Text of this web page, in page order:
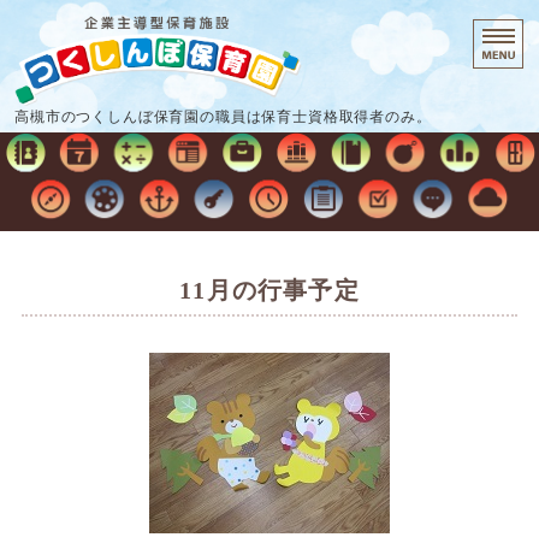
企業主導型
高槻市のつくしんぼ保育園の職員は保育士資格取得者のみ。
ホーム
保育時間・料金
施設概要
11月の行事予定